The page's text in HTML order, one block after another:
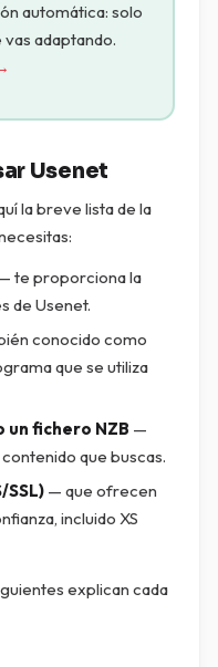
automática: solo
adaptando.
Usenet
la breve lista de la
te proporciona la
de Usenet.
conocido como
que se utiliza
un fichero NZB —
que buscas.
SSL) — que ofrecen
incluido XS
explican cada